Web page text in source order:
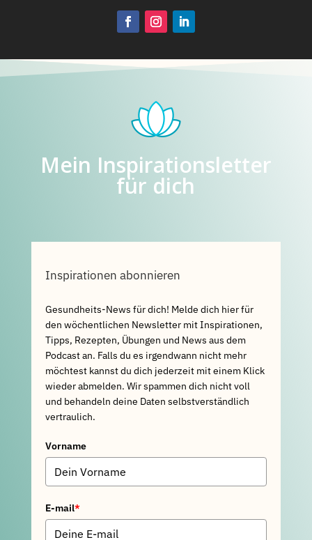
Mein Inspirationsletter
für dich
Inspirationen abonnieren
Gesundheits-News für dich! Melde dich hier für
den wöchentlichen Newsletter mit Inspirationen,
Tipps, Rezepten, Übungen und News aus dem
Podcast an. Falls du es irgendwann nicht mehr
möchtest kannst du dich jederzeit mit einem Klick
wieder abmelden. Wir spammen dich nicht voll
und behandeln deine Daten selbstverständlich
vertraulich.
Vorname
E-mail*